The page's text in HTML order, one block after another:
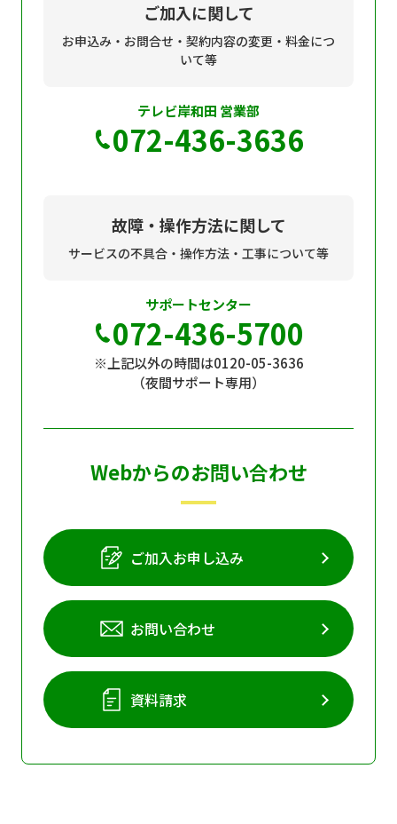
ご加入に関して
お申込み・お問合せ・契約内容の変更・料金につ
いて等
テレビ岸和田 営業部
072-436-3636
故障・操作方法に関して
サービスの不具合・操作方法・工事について等
サポートセンター
072-436-5700
※上記以外の時間は0120-05-3636
（夜間サポート専用）
Webからのお問い合わせ
ご加入お申し込み
お問い合わせ
資料請求